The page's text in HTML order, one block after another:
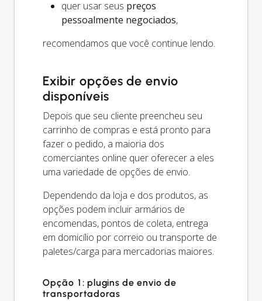
quer usar seus preços
pessoalmente negociados,
recomendamos que você continue lendo.
Exibir opções de envio
disponíveis
Depois que seu cliente preencheu seu
carrinho de compras e está pronto para
fazer o pedido, a maioria dos
comerciantes online quer oferecer a eles
uma variedade de opções de envio.
Dependendo da loja e dos produtos, as
opções podem incluir armários de
encomendas, pontos de coleta, entrega
em domicílio por correio ou transporte de
paletes/carga para mercadorias maiores.
Opção 1: plugins de envio de
transportadoras